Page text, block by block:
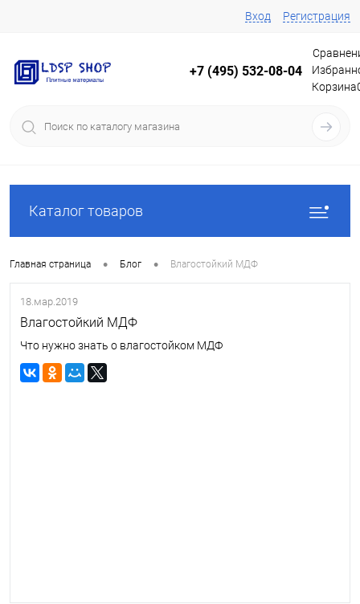
Вход Регистрация
+7 (495) 532-08-04
Корзина
Каталог товаров
Главная страница • Блог • Влагостойкий МДФ
18.мар.2019
Влагостойкий МДФ
Что нужно знать о влагостойком МДФ